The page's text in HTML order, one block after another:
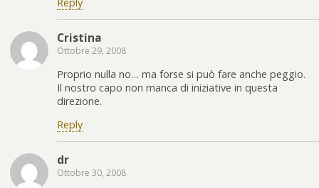
Cristina
Ottobre 29, 2008
Proprio nulla no… ma forse si può fare anche peggio.
Il nostro capo non manca di iniziative in questa
direzione.
Reply
dr
Ottobre 30, 2008